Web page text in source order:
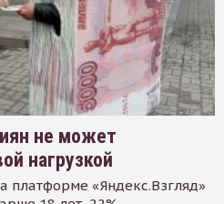
не может
нагрузкой
платформе «Яндекс.Взгляд»